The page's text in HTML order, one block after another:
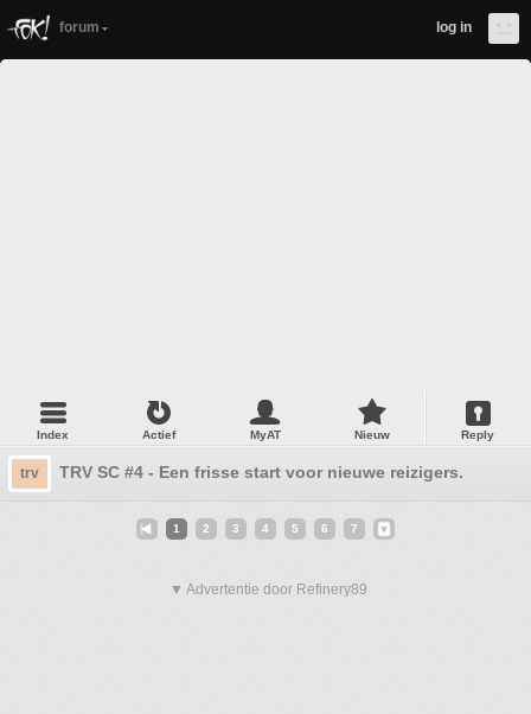
forum log in
Index Actief MyAT Nieuw Reply
trv TRV SC #4 - Een frisse start voor nieuwe reizigers.
1 2 3 4 5 6 7
▼ Advertentie door Refinery89